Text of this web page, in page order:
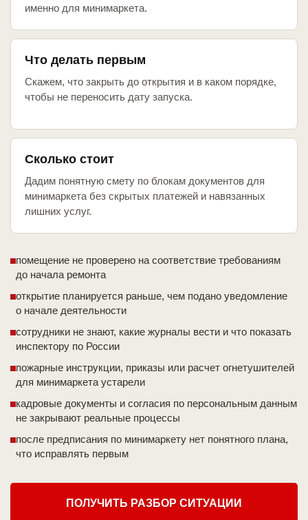
именно для минимаркета.
Что делать первым
Скажем, что закрыть до открытия и в каком порядке,
чтобы не переносить дату запуска.
Сколько стоит
Дадим понятную смету по блокам документов для
минимаркета без скрытых платежей и навязанных
лишних услуг.
помещение не проверено на соответствие требованиям
до начала ремонта
открытие планируется раньше, чем подано уведомление
о начале деятельности
сотрудники не знают, какие журналы вести и что показать
инспектору по России
пожарные инструкции, приказы или расчет огнетушителей
для минимаркета устарели
кадровые документы и согласия по персональным данным
не закрывают реальные процессы
после предписания по минимаркету нет понятного плана,
что исправлять первым
ПОЛУЧИТЬ РАЗБОР СИТУАЦИИ